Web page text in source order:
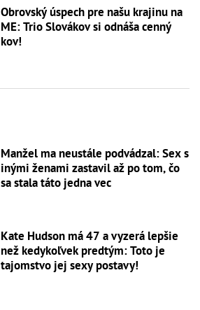
Obrovský úspech pre našu krajinu na
ME: Trio Slovákov si odnáša cenný
kov!
Manžel ma neustále podvádzal: Sex s
inými ženami zastavil až po tom, čo
sa stala táto jedna vec
Kate Hudson má 47 a vyzerá lepšie
než kedykoľvek predtým: Toto je
tajomstvo jej sexy postavy!